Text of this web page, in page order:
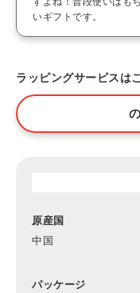
いギフトです。
ラッピングサービスは
原産国
中国
パッケージ